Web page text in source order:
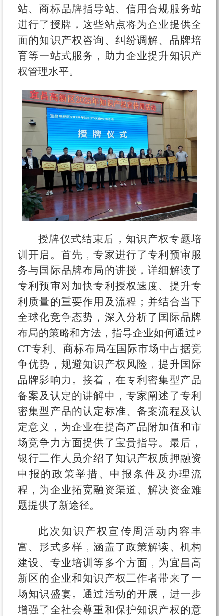
站、商标品牌指导站、信用合规服务站
进行了授牌，这些站点将为企业提供全
面的知识产权咨询、纠纷调解、品牌培
育等一站式服务，助力企业提升知识产
权管理水平。
授牌仪式结束后，知识产权专题培
训开启。首先，专家进行了专利预审服
务与国际品牌布局的讲授，详细解读了
专利预审对加快专利授权速度、提升专
利质量的重要作用及流程；并结合当下
全球化竞争态势，深入分析了国际品牌
布局的策略和方法，指导企业如何通过P
CT专利、商标布局在国际市场中占据竞
争优势，规避知识产权风险，提升国际
品牌影响力。接着，在专利密集型产品
备案及认定的讲解中，专家阐述了专利
密集型产品的认定标准、备案流程及认
定意义，为企业在提高产品附加值和市
场竞争力方面提供了宝贵指导。最后，
银行工作人员介绍了知识产权质押融资
申报的政策举措、申报条件及办理流
程，为企业拓宽融资渠道、解决资金难
题提供了新途径。
此次知识产权宣传周活动内容丰
富、形式多样，涵盖了政策解读、机构
建设、专业培训等多个方面，为宜昌高
新区的企业和知识产权工作者带来了一
场知识盛宴。通过活动的开展，进一步
增强了全社会尊重和保护知识产权的意